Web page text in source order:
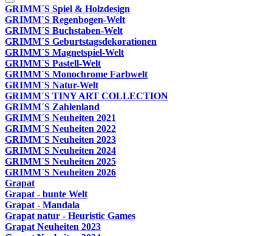
GRIMM´S Spiel & Holzdesign
GRIMM`S Regenbogen-Welt
GRIMM´S Buchstaben-Welt
GRIMM´S Geburtstagsdekorationen
GRIMM´S Magnetspiel-Welt
GRIMM´S Pastell-Welt
GRIMM´S Monochrome Farbwelt
GRIMM´S Natur-Welt
GRIMM´S TINY ART COLLECTION
GRIMM´S Zahlenland
GRIMM´S Neuheiten 2021
GRIMM´S Neuheiten 2022
GRIMM´S Neuheiten 2023
GRIMM´S Neuheiten 2024
GRIMM´S Neuheiten 2025
GRIMM´S Neuheiten 2026
Grapat
Grapat - bunte Welt
Grapat - Mandala
Grapat natur - Heuristic Games
Grapat Neuheiten 2023